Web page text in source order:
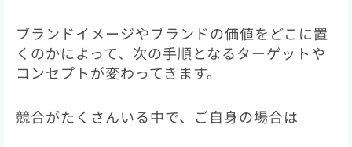
ブランドイメージやブランドの価値をどこに置
くのかによって、次の手順となるターゲットや
コンセプトが変わってきます。
競合がたくさんいる中で、ご自身の場合は